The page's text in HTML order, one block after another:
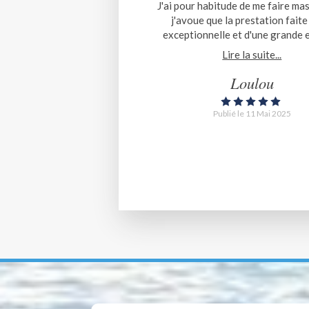
J'ai pour habitude de me faire
j'avoue que la prestation faite
exceptionnelle et d'une grande
voir soulagement mentale et
et qui sait adapter ses
besoins. Un grand merci et à très
Lire la suite...
Loulou
Publié le 11 Mai 2025